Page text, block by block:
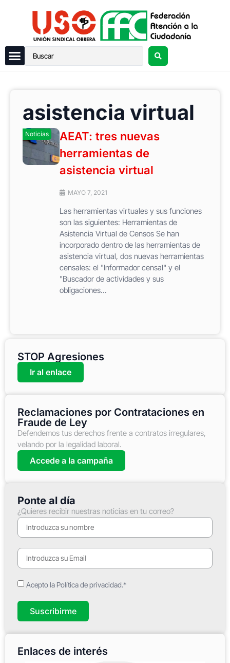
asistencia virtual
Noticias
AEAT: tres nuevas
herramientas de
asistencia virtual
MAYO 7, 2021
Las herramientas virtuales y sus funciones
son las siguientes: Herramientas de
Asistencia Virtual de Censos Se han
incorporado dentro de las herramientas de
asistencia virtual, dos nuevas herramientas
censales: el "Informador censal" y el
"Buscador de actividades y sus
obligaciones...
STOP Agresiones
Ir al enlace
Reclamaciones por Contrataciones en
Fraude de Ley
Defendemos tus derechos frente a contratos irregulares,
velando por la legalidad laboral.
Accede a la campaña
Ponte al día
¿Quieres recibir nuestras noticias en tu correo?
Acepto la Política de privacidad.*
Suscribirme
Enlaces de interés